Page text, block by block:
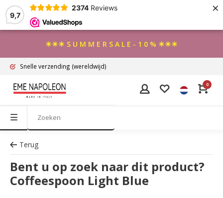
9,7
2374 Reviews ×
☀☀☀ S U M M E R S A L E - 1 0 % ☀☀☀
Snelle verzending (wereldwijd)
0
Terug
Bent u op zoek naar dit product?
Coffeespoon Light Blue